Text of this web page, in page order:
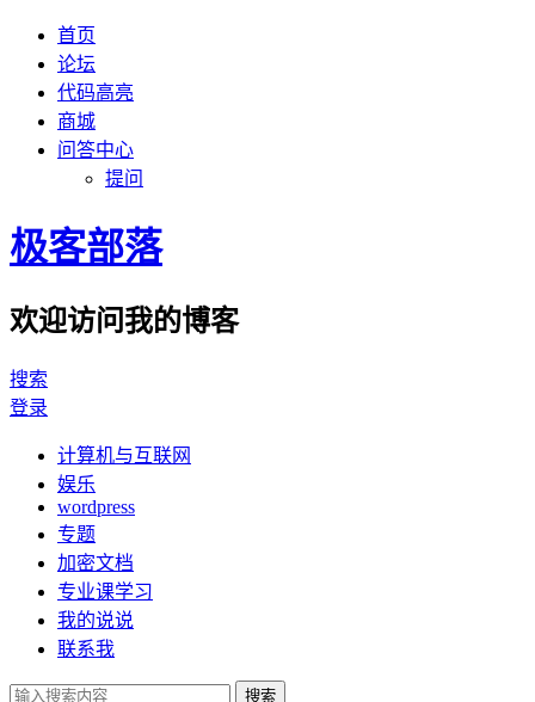
首页
论坛
代码高亮
商城
问答中心
提问
极客部落
欢迎访问我的博客
搜索
登录
计算机与互联网
娱乐
wordpress
专题
加密文档
专业课学习
我的说说
联系我